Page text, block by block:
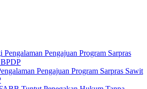
Pengajuan Program Sarpras Sawit